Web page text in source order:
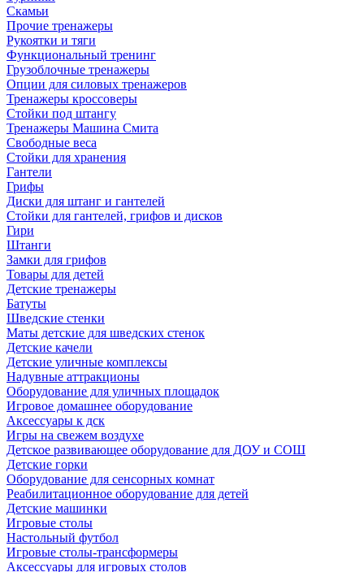
Скамьи
Прочие тренажеры
Рукоятки и тяги
Функциональный тренинг
Грузоблочные тренажеры
Опции для силовых тренажеров
Тренажеры кроссоверы
Стойки под штангу
Тренажеры Машина Смита
Свободные веса
Стойки для хранения
Гантели
Грифы
Диски для штанг и гантелей
Стойки для гантелей, грифов и дисков
Гири
Штанги
Замки для грифов
Товары для детей
Детские тренажеры
Батуты
Шведские стенки
Маты детские для шведских стенок
Детские качели
Детские уличные комплексы
Надувные аттракционы
Оборудование для уличных площадок
Игровое домашнее оборудование
Аксессуары к дск
Игры на свежем воздухе
Детское развивающее оборудование для ДОУ и СОШ
Детские горки
Оборудование для сенсорных комнат
Реабилитационное оборудование для детей
Детские машинки
Игровые столы
Настольный футбол
Игровые столы-трансформеры
Аксессуары для игровых столов